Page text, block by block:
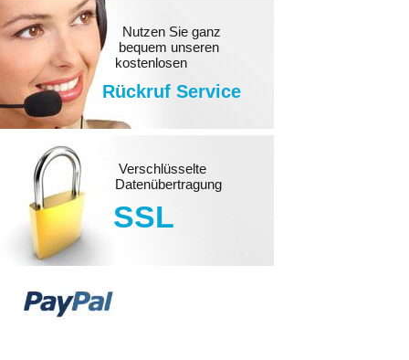
Nutzen Sie ganz
bequem unseren
kostenlosen
Rückruf Service
Verschlüsselte
Datenübertragung
SSL